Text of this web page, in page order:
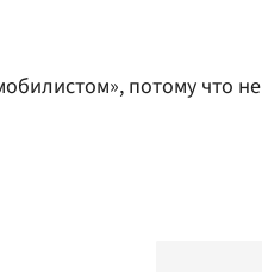
потому что не